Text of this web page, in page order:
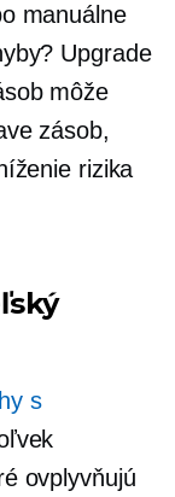
manuálne
Upgrade
môže
zásob,
rizika
s
ovplyvňujú